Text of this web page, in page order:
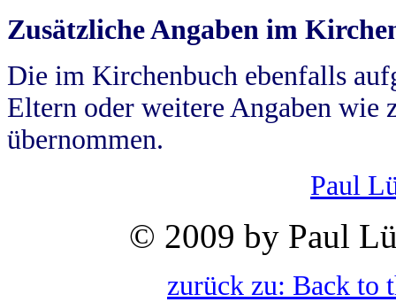
Zusätzliche Angaben im
Die im Kirchenbuch ebenfalls
Eltern oder weitere Angaben wie
übernommen.
Paul
© 2009 by Paul
zurück zu: Back to